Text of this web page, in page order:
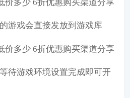
游戏会直接发放到游戏库
待游戏环境设置完成即可开